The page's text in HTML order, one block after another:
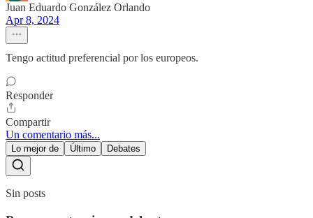
Juan Eduardo González Orlando
Apr 8, 2024
Tengo actitud preferencial por los europeos.
Responder
Compartir
Un comentario más...
Lo mejor de Último Debates
Sin posts